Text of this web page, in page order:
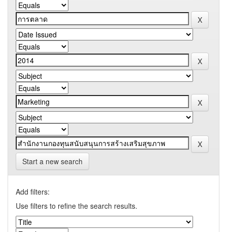
Start a new search
Add filters:
Use filters to refine the search results.